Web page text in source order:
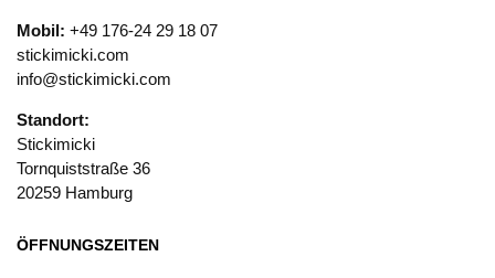
Mobil: +49 176-24 29 18 07
stickimicki.com
info@stickimicki.com
Standort:
Stickimicki
Tornquiststraße 36
20259 Hamburg
ÖFFNUNGSZEITEN